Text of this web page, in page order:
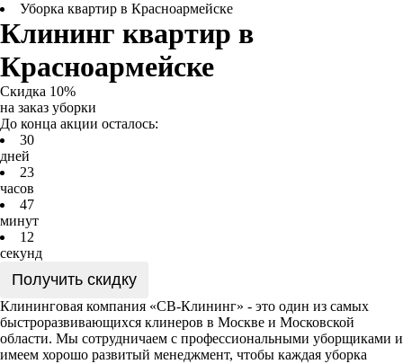
Уборка квартир в Красноармейске
Клининг квартир в
Красноармейске
Скидка 10%
на заказ уборки
До конца акции осталось:
30
дней
23
часов
47
минут
1 2
секунд
Получить скидку
Клининговая компания «СВ-Клининг» - это один из самых
быстроразвивающихся клинеров в Москве и Московской
области. Мы сотрудничаем с профессиональными уборщиками и
имеем хорошо развитый менеджмент, чтобы каждая уборка